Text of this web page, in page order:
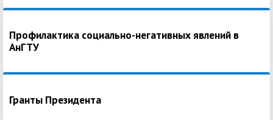
Профилактика социально-негативных явлений в
АнГТУ
Гранты Президента